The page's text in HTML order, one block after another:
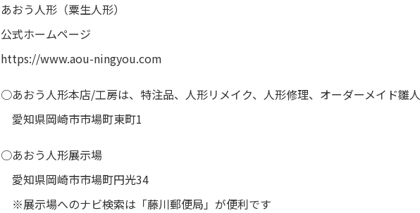
あおう人形（粟生人形）
公式ホームページ
https://www.aou-ningyou.com
○あおう人形本店/工房は、特注品、人形リメイク、人形修理、オーダーメイド雛
愛知県岡崎市市場町東町1
○あおう人形展示場
愛知県岡崎市市場町円光34
※展示場へのナビ検索は「藤川郵便局」が便利です